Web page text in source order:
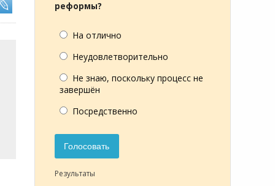
реформы?
На отлично
Неудовлетворительно
Не знаю, поскольку процесс не
завершён
Посредственно
Голосовать
Результаты